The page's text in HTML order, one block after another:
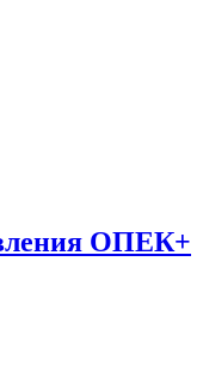
ОПЕК+